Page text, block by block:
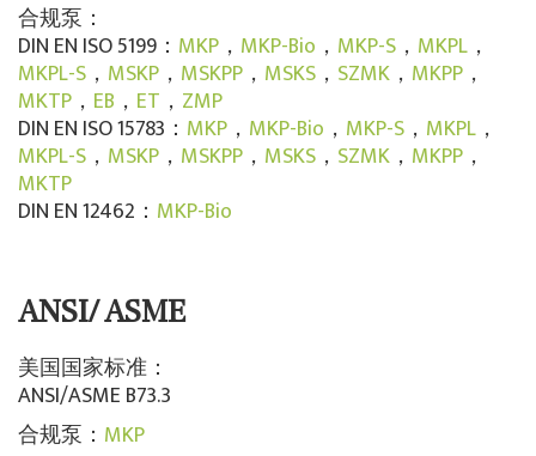
合规泵：
DIN EN ISO 5199： MKP ， MKP-Bio ， MKP-S ， MKPL ，
MKPL-S ， MSKP ， MSKPP ， MSKS ， SZMK ， MKPP ，
MKTP ， EB ， ET ， ZMP
DIN EN ISO 15783： MKP ， MKP-Bio ， MKP-S ， MKPL ，
MKPL-S ， MSKP ， MSKPP ， MSKS ， SZMK ， MKPP ，
MKTP
DIN EN 12462： MKP-Bio
ANSI/ ASME
美国国家标准：
ANSI/ASME B73.3
合规泵： MKP